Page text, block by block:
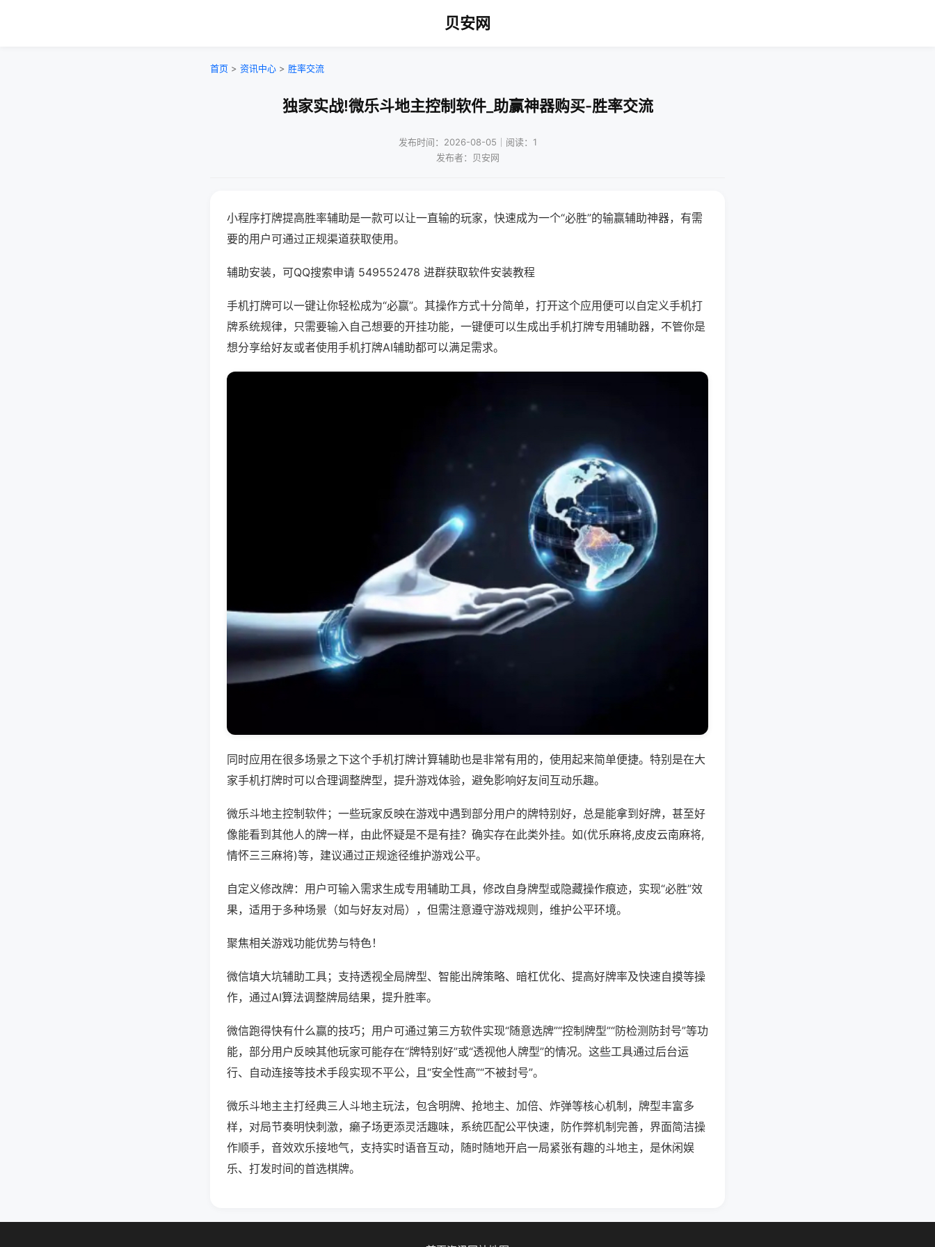
贝安网
首页 > 资讯中心 > 胜率交流
独家实战!微乐斗地主控制软件_助赢神器购买-胜率交流
发布时间：2026-08-05｜阅读：1
发布者：贝安网
小程序打牌提高胜率辅助是一款可以让一直输的玩家，快速成为一个“必胜”的输赢辅助神器，有需
要的用户可通过正规渠道获取使用。
辅助安装，可QQ搜索申请 549552478 进群获取软件安装教程
手机打牌可以一键让你轻松成为“必赢”。其操作方式十分简单，打开这个应用便可以自定义手机打
牌系统规律，只需要输入自己想要的开挂功能，一键便可以生成出手机打牌专用辅助器，不管你是
想分享给好友或者使用手机打牌AI辅助都可以满足需求。
同时应用在很多场景之下这个手机打牌计算辅助也是非常有用的，使用起来简单便捷。特别是在大
家手机打牌时可以合理调整牌型，提升游戏体验，避免影响好友间互动乐趣。
微乐斗地主控制软件；一些玩家反映在游戏中遇到部分用户的牌特别好，总是能拿到好牌，甚至好
像能看到其他人的牌一样，由此怀疑是不是有挂？确实存在此类外挂。如(优乐麻将,皮皮云南麻将,
情怀三三麻将)等，建议通过正规途径维护游戏公平。
自定义修改牌：用户可输入需求生成专用辅助工具，修改自身牌型或隐藏操作痕迹，实现“必胜”效
果，适用于多种场景（如与好友对局），但需注意遵守游戏规则，维护公平环境。
聚焦相关游戏功能优势与特色！
微信填大坑辅助工具；支持透视全局牌型、智能出牌策略、暗杠优化、提高好牌率及快速自摸等操
作，通过AI算法调整牌局结果，提升胜率。
微信跑得快有什么赢的技巧；用户可通过第三方软件实现“随意选牌”“控制牌型”“防检测防封号”等功
能，部分用户反映其他玩家可能存在“牌特别好”或“透视他人牌型”的情况。这些工具通过后台运
行、自动连接等技术手段实现不平公，且“安全性高”“不被封号”。
微乐斗地主主打经典三人斗地主玩法，包含明牌、抢地主、加倍、炸弹等核心机制，牌型丰富多
样，对局节奏明快刺激，癞子场更添灵活趣味，系统匹配公平快速，防作弊机制完善，界面简洁操
作顺手，音效欢乐接地气，支持实时语音互动，随时随地开启一局紧张有趣的斗地主，是休闲娱
乐、打发时间的首选棋牌。